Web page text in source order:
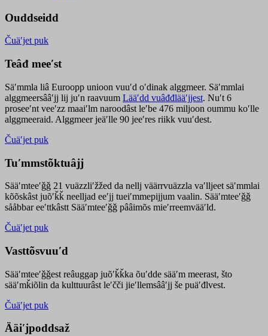
Ouddseidd
Čuäʹjet puk
Teâđ meeʹst
Säʹmmla liâ Euroopp unioon vuuʹd oʹdinak alggmeer. Säʹmmlai
alggmeersââʹjj lij juʹn raavuum Lääʹdd vuâđđlääʹjjest. Nuʹt 6
proseeʹnt veeʹzz maaiʹlm naroodâst leʹbe 476 miljoon oummu koʹlle
alggmeeraid. Alggmeer jeäʹlle 90 jeeʹres riikk vuuʹdest.
Čuäʹjet puk
Tuʹmmstõktuâjj
Sääʹmteeʹǧǧ 21 vuäzzliʹžžed da nellj väärrvuäzzla vaʹlljeet säʹmmlai
kõõskâst juõʹǩǩ neelljad eeʹjj tueiʹmmepijjum vaalin. Sääʹmteeʹǧǧ
sååbbar eeʹttkâstt Sääʹmteeʹǧǧ pââimõs mieʹrreemvääʹld.
Čuäʹjet puk
Vasttõsvuuʹd
Sääʹmteeʹǧǧest reâuggap juõʹǩǩka õuʹdde sääʹm meerast, što
sääʹmǩiõlin da kulttuurâst leʹčči jieʹllemsââʹjj še puäʹđlvest.
Čuäʹjet puk
Ääiʹjpoddsaž